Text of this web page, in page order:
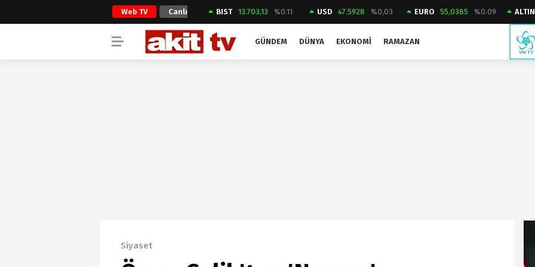
Web TV Canlı
Yayın
BIST 13.703,13 %0.11 USD 47.5928 %0,03 EURO 55,0385 %0.09 ALTIN
GÜNDEM DÜNYA EKONOMI RAMAZAN
Siyaset